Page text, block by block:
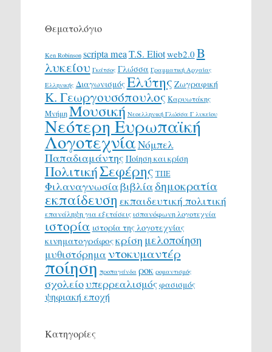
Θεματολόγιο
Ken Robinson scripta meaT.S. Eliotweb2.0 Β
λυκείου Γκάτσος Γλώσσα Γραμματική Αρχαίας
Ελληνικής ΔιαγωνισμόςΕλύτης Ζωγραφική
Κ. Γεωργουσόπουλος Καρυωτάκης
ΜνήμηΜουσική Νεοελληνική Γλώσσα Γ λυκείου
Νεότερη Ευρωπαϊκή
ΛογοτεχνίαΝόμπελ
Παπαδιαμάντης Ποίηση και κρίση
ΠολιτικήΣεφέρης ΤΠΕ
Φιλαναγνωσίαβιβλίαδημοκρατία
εκπαίδευση εκπαιδευτική πολιτική
επανάληψη για εξετάσεις ισπανόφωνη λογοτεχνία
ιστορία ιστορία της λογοτεχνίας
κινηματογράφοςκρίση μελοποίηση
μυθιστόρημα ντοκυμαντέρ
ποίηση προπαγάνδα ροκ ρομαντισμός
σχολείουπερρεαλισμόςφασισμός
ψηφιακή εποχή
Κατηγορίες